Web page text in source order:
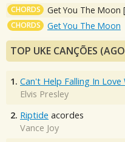
CHORDS Get You The Moon [
CHORDS Get You The Moon
TOP UKE CANÇÕES
1. Can't Help Falling In Love
Elvis Presley
2. Riptide acordes
Vance Joy